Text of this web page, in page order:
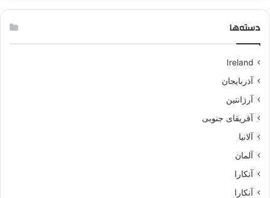
دسته‌ها
Ireland
آذربایجان
آرژانتین
آفریقای جنوبی
آلانیا
آلمان
آنکارا
آنکارا